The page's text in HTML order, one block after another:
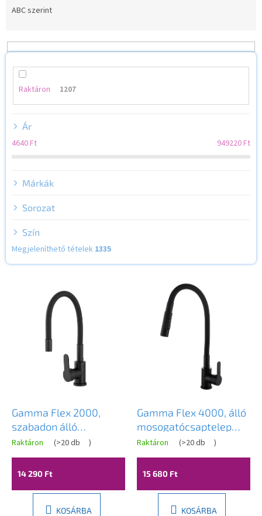
m
e
ABC szerint
Raktáron 1207
Ár
4640Ft 949220Ft
Márkák
Sorozat
Szín
Megjeleníthető tételek 1335
Gamma Flex 2000,
szabadon álló
mosogató csaptelep
rugalmas karral, matt
fekete, GMA-BFX-
Raktáron (>20 db )
14 290 Ft
KOSÁRBA
Gamma Flex 4000, álló
mosogatócsaptelep
flexibilis karral, 2
funkciós kifolyóval,
matt fekete, GMA-BFX-
Raktáron (>20 db )
15 680 Ft
KOSÁRBA